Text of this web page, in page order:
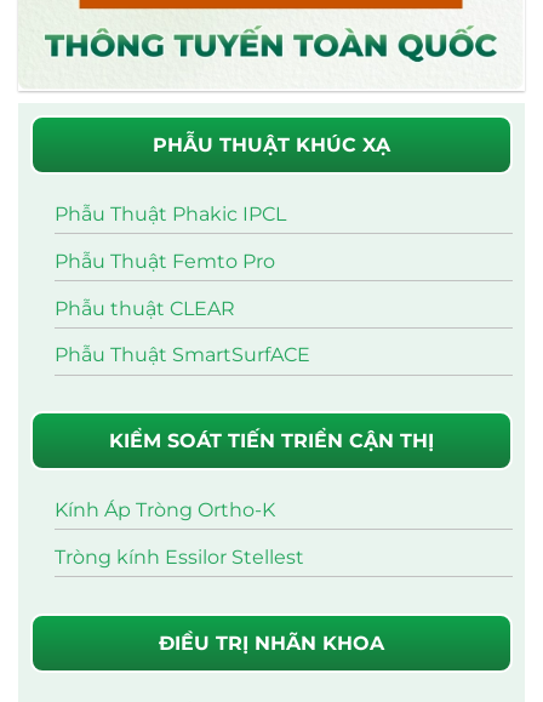
PHẪU THUẬT KHÚC XẠ
Phẫu Thuật Phakic IPCL
Phẫu Thuật Femto Pro
Phẫu thuật CLEAR
Phẫu Thuật SmartSurfACE
KIỂM SOÁT TIẾN TRIỂN CẬN THỊ
Kính Áp Tròng Ortho-K
Tròng kính Essilor Stellest
ĐIỀU TRỊ NHÃN KHOA